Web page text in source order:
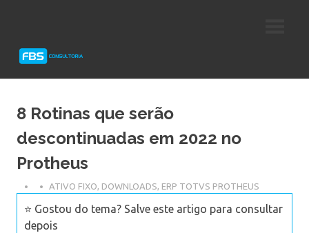
Protheus
8 Rotinas que serão
descontinuadas em 2022 no
Protheus
ATIVO FIXO, DOWNLOADS, ERP TOTVS PROTHEUS
⭐ Gostou do tema? Salve este artigo para consultar
depois